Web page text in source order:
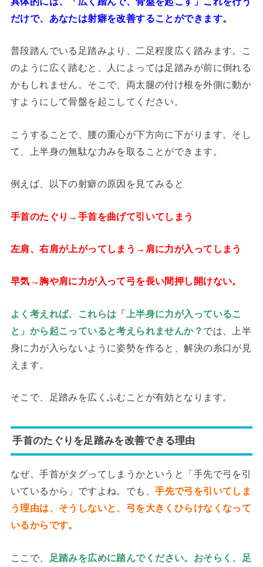
だけで、あなたは射癖を改善することができます。
普段踏んでいる足踏みより、二足程度広く踏みます。こ
のように広く踏むと、人によっては足踏みが前に倒れる
かもしれません。そこで、両太腿の付け根を外側に動か
すようにして骨盤を起こしてください。
こうすることで、腰の重心が下方向に下がります。そし
て、上半身の無駄な力みを取ることができます。
例えば、以下の射癖の原因を見てみると
手首のたぐり→手首を曲げて引いてしまう
左肩、右肩が上がってしまう→肩に力が入ってしまう
早気→胸や肩に力が入って弓を長い間押し開けない。
よく考えれば、これらは「上半身に力が入っているこ
と」から起こっていると考えられませんか？ では、上半
身に力が入らないように姿勢を作ると、解決の糸口が見
えます。
そこで、足踏みを広くふむことが有効となります。
手首のたぐりを足踏みを改善できる理由
なぜ、手首がタグってしまうかというと「手先で弓を引
いているから」ですよね。でも、手先で弓を引いてしま
う理由は、そうしないと、弓を大きくひらけなくなって
いるからです。
ここで、 足踏みを広めに踏んでください。おそらく、足